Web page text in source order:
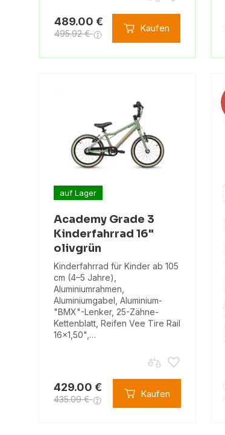
489.00 €
495.92 € Kaufen
auf Lager
Academy Grade 3
Kinderfahrrad 16"
olivgrün
Kinderfahrrad für Kinder ab 105
cm (4–5 Jahre),
Aluminiumrahmen,
Aluminiumgabel, Aluminium-
"BMX"-Lenker, 25-Zähne-
Kettenblatt, Reifen Vee Tire Rail
16x1,50",…
429.00 €
435.09 € Kaufen